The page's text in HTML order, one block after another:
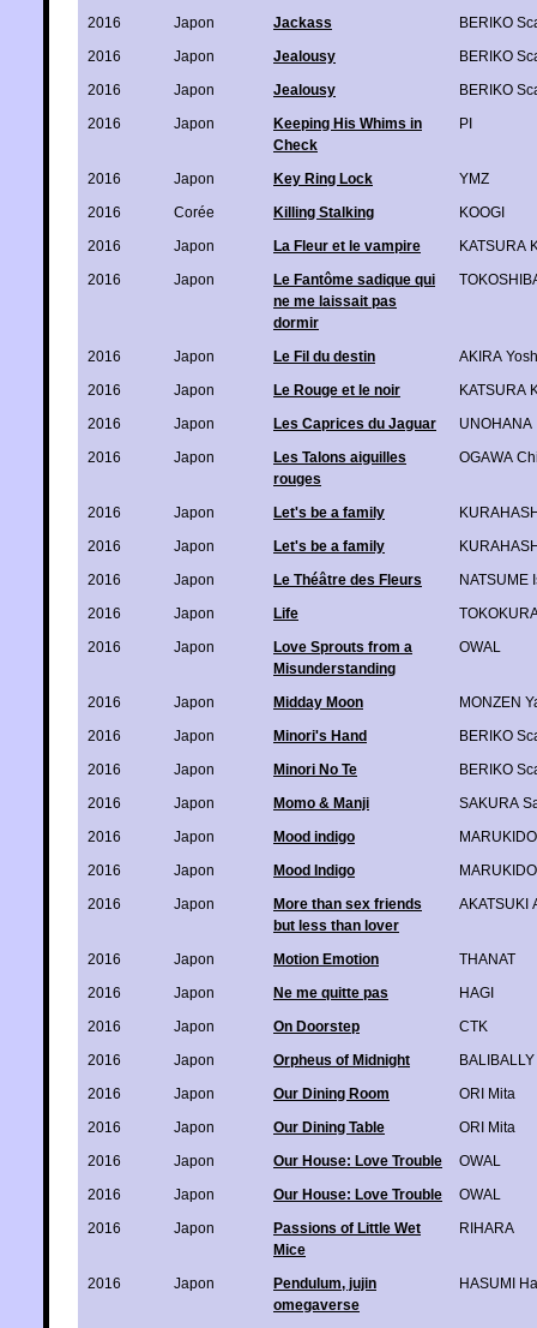
2016 Japon Jackass
BERIKO
2016
Japon Jealousy
BERIKO
2016
Japon Jealousy
BERIKO
2016
Japon
Keeping His Whims in
Check
PI
2016 Japon Key Ring Lock
YMZ
2016
Corée Killing Stalking
KOOGI
2016
Japon La Fleur et le vampire
KATSURA
2016
Japon
Le Fantôme sadique qui
ne me laissait pas
dormir
2016 Japon Le Fil du destin
AKIRA
2016
Japon Le Rouge et le noir
KATSURA
2016
Japon Les Caprices du Jaguar
UNOHANA
2016
Japon
Les Talons aiguilles
rouges
OGAWA
2016 Japon Let's be a family
2016
Japon Let's be a family
2016
Japon Le Théâtre des Fleurs
NATSUME
2016
Japon Life
2016
Japon
Love Sprouts from a
Misunderstanding
OWAL
2016 Japon Midday Moon
MONZEN
2016
Japon Minori's Hand
BERIKO
2016
Japon Minori No Te
BERIKO
2016
Japon Momo & Manji
SAKURA
2016
Japon Mood indigo
2016
Japon Mood Indigo
2016
Japon
More than sex friends
but less than lover
AKATSUKI
2016 Japon Motion Emotion
THANAT
2016
Japon Ne me quitte pas
HAGI
2016
Japon On Doorstep
CTK
2016
Japon Orpheus of Midnight
2016
Japon Our Dining Room
ORI Mita
2016
Japon Our Dining Table
ORI Mita
2016
Japon Our House: Love Trouble
OWAL
2016
Japon Our House: Love Trouble
OWAL
2016
Japon
Passions of Little Wet
Mice
RIHARA
2016 Japon
Pendulum, jujin
omegaverse
HASUMI